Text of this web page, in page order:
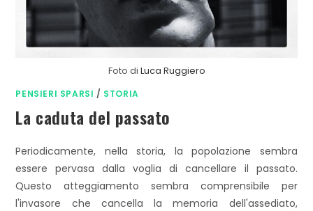
Foto di Luca Ruggiero
PENSIERI SPARSI / STORIA
La caduta del passato
Periodicamente, nella storia, la popolazione sembra
essere pervasa dalla voglia di cancellare il passato.
Questo atteggiamento sembra comprensibile per
l'invasore che cancella la memoria dell'assediato,